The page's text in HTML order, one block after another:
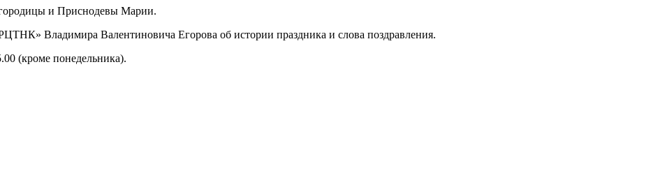
и Приснодевы Марии.
Владимира Валентиновича Егорова об истории праздника и слова поздравления.
(кроме понедельника).